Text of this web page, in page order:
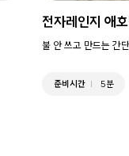
전자레인지 애
불 안 쓰고 만드는 간
준비시간 5분